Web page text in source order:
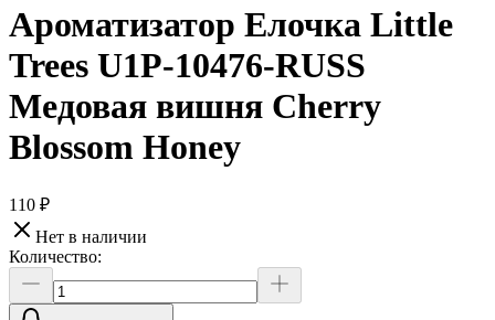
Ароматизатор Елочка Little
Trees U1P-10476-RUSS
Медовая вишня Cherry
Blossom Honey
110 ₽
Нет в наличии
Количество: